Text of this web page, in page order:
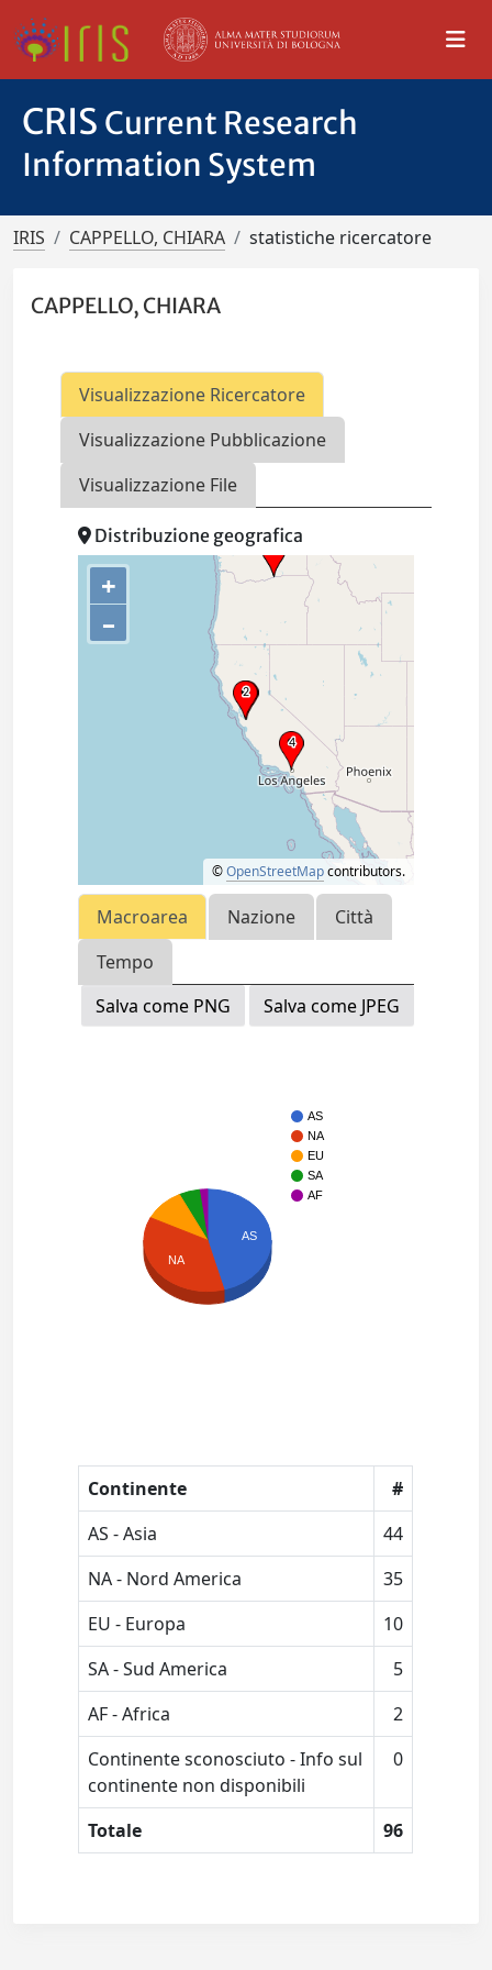
CRIS Current Research
Information System
IRIS CAPPELLO, CHIARA statistiche ricercatore
CAPPELLO, CHIARA
Visualizzazione Ricercatore
Visualizzazione Pubblicazione
Visualizzazione File
Distribuzione geografica
+
–
©OpenStreetMapcontributors.
Macroarea Nazione
Città
Tempo
Salva come PNG
Salva come JPEG
AS
NA
EU
SA
AF
AS
NA
Continente
#
AS - Asia
44
NA - Nord America
35
EU - Europa
10
SA - Sud America
5
AF - Africa
2
Continente sconosciuto - Info sul
continente non disponibili
0
Totale 96